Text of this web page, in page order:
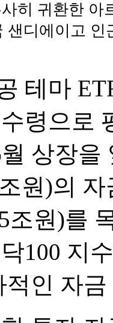
히 귀환한 아
샌디에이고 인
테마
령으로
상장
원)의
조원)를
100 지
적인 자